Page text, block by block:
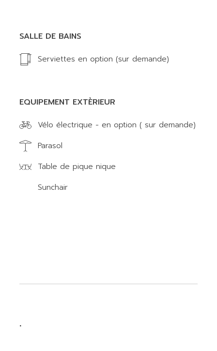
SALLE DE BAINS
Serviettes en option (sur demande)
EQUIPEMENT EXTÈRIEUR
Vélo électrique - en option ( sur demande)
Parasol
Table de pique nique
Sunchair
.